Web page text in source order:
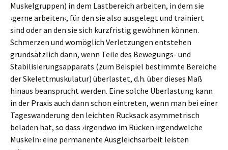
Muskelgruppen) in dem Lastbereich arbeiten, in dem sie
›gerne arbeiten‹, für den sie also ausgelegt und trainiert
sind oder an den sie sich kurzfristig gewöhnen können.
Schmerzen und womöglich Verletzungen entstehen
grundsätzlich dann, wenn Teile des Bewegungs- und
Stabilisierungsapparats (zum Beispiel bestimmte Bereiche
der Skelettmuskulatur) überlastet, d.h. über dieses Maß
hinaus beansprucht werden. Eine solche Überlastung kann
in der Praxis auch dann schon eintreten, wenn man bei einer
Tageswanderung den leichten Rucksack asymmetrisch
beladen hat, so dass ›irgendwo im Rücken irgendwelche
Muskeln‹ eine permanente Ausgleichsarbeit leisten